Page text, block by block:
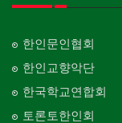
한인문인협회
한인교향악단
한국학교연합회
토론토한인회